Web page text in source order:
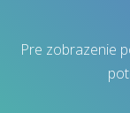
Pre zobrazenie